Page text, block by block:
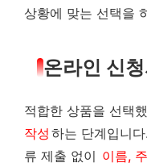
상황에 맞는 선택을
온라인 신
적합한 상품을 선택
작성 하는 단계입니
류 제출 없이 이름,